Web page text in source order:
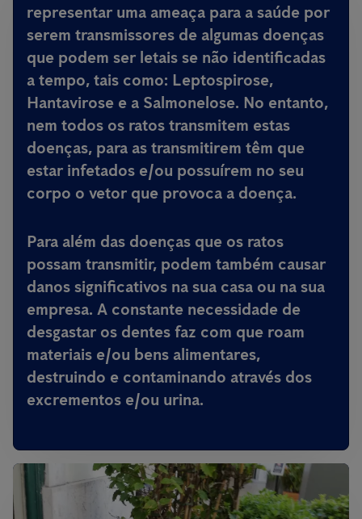
representar uma ameaça para a saúde por
serem transmissores de algumas doenças
que podem ser letais se não identificadas
a tempo, tais como: Leptospirose,
Hantavirose e a Salmonelose. No entanto,
nem todos os ratos transmitem estas
doenças, para as transmitirem têm que
estar infetados e/ou possuírem no seu
corpo o vetor que provoca a doença.
Para além das doenças que os ratos
possam transmitir, podem também causar
danos significativos na sua casa ou na sua
empresa. A constante necessidade de
desgastar os dentes faz com que roam
materiais e/ou bens alimentares,
destruindo e contaminando através dos
excrementos e/ou urina.